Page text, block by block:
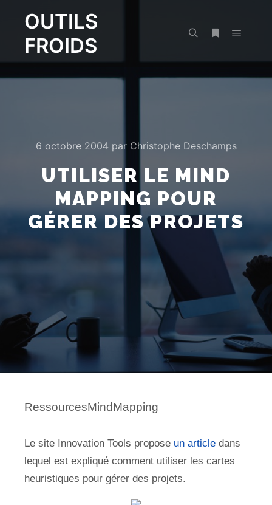
OUTILS
FROIDS
6 octobre 2004par Christophe Deschamps
UTILISER LE MIND
MAPPING POUR
GÉRER DES PROJETS
RessourcesMindMapping
Le site Innovation Tools propose un article dans
lequel est expliqué comment utiliser les cartes
heuristiques pour gérer des projets.